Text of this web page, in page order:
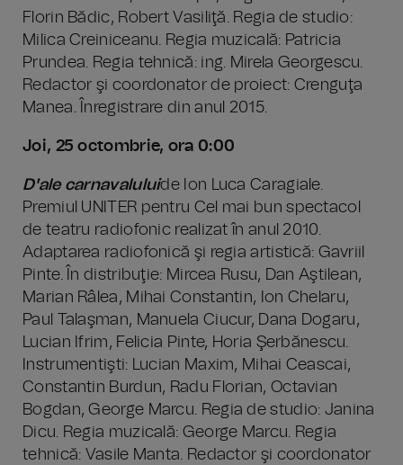
Florin Bădic, Robert Vasiliţă. Regia de studio:
Milica Creiniceanu. Regia muzicală: Patricia
Prundea. Regia tehnică: ing. Mirela Georgescu.
Redactor şi coordonator de proiect: Crenguţa
Manea. Înregistrare din anul 2015.
Joi, 25 octombrie, ora 0:00
D'ale carnavaluluide Ion Luca Caragiale.
Premiul UNITER pentru Cel mai bun spectacol
de teatru radiofonic realizat în anul 2010.
Adaptarea radiofonică şi regia artistică: Gavriil
Pinte. În distribuţie: Mircea Rusu, Dan Aştilean,
Marian Râlea, Mihai Constantin, Ion Chelaru,
Paul Talaşman, Manuela Ciucur, Dana Dogaru,
Lucian Ifrim, Felicia Pinte, Horia Şerbănescu.
Instrumentişti: Lucian Maxim, Mihai Ceascai,
Constantin Burdun, Radu Florian, Octavian
Bogdan, George Marcu. Regia de studio: Janina
Dicu. Regia muzicală: George Marcu. Regia
tehnică: Vasile Manta. Redactor şi coordonator